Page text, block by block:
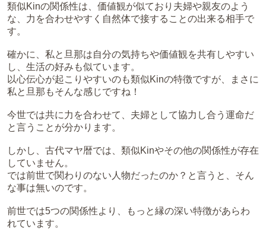
類似Kinの関係性は、価値観が似ており夫婦や親友のよう
な、力を合わせやすく自然体で接することの出来る相手で
す。
確かに、私と旦那は自分の気持ちや価値観を共有しやすい
し、生活の好みも似ています。
以心伝心が起こりやすいのも類似Kinの特徴ですが、まさに
私と旦那もそんな感じですね！
今世では共に力を合わせて、夫婦として協力し合う運命だ
と言うことが分かります。
しかし、古代マヤ暦では、類似Kinやその他の関係性が存在
していません。
では前世で関わりのない人物だったのか？と言うと、そん
な事は無いのです。
前世では5つの関係性より、もっと縁の深い特徴があらわ
れています。